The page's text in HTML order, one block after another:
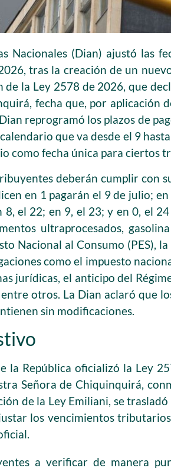
Nacionales (Dian) ajustó las
tras la creación de un
de la Ley 2578 de 2026, que
fecha que, por aplicación
reprogramó los plazos de
que va desde el 9
como fecha única para ciertos
deberán cumplir con
en 1 pagarán el 9 de julio;
el 22; en 9, el 23; y en 0, el
ultraprocesados,
Nacional al Consumo (PES),
como el impuesto
jurídicas, el anticipo del
otros. La Dian aclaró que
sin modificaciones.
la República oficializó la Ley
Señora de Chiquinquirá,
de la Ley Emiliani, se
los vencimientos
a verificar de manera